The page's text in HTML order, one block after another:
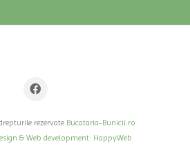
rezervate Bucataria-Bunicii.ro
& Web development: HappyWeb